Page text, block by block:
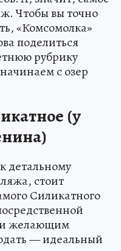
Чтобы вы точно
«Комсомолка»
поделиться
рубрику
с озер
(у
детальному
стоит
Силикатного
и желающим
— идеальный